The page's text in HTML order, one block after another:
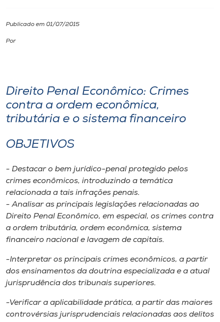
Diplomados
Biblioteca
Editora
Rádio
Museu
Unoesc
Store
Selecione
Publicado em 01/07/2015
Por
Direito Penal Econômico: Crimes
contra a ordem econômica,
tributária e o sistema financeiro
OBJETIVOS
- Destacar o bem jurídico-penal protegido pelos
crimes econômicos, introduzindo a temática
relacionada a tais infrações penais.
- Analisar as principais legislações relacionadas ao
Direito Penal Econômico, em especial, os crimes contra
a ordem tributária, ordem econômica, sistema
financeiro nacional e lavagem de capitais.
-Interpretar os principais crimes econômicos, a partir
dos ensinamentos da doutrina especializada e a atual
jurisprudência dos tribunais superiores.
-Verificar a aplicabilidade prática, a partir das maiores
controvérsias jurisprudenciais relacionadas aos delitos